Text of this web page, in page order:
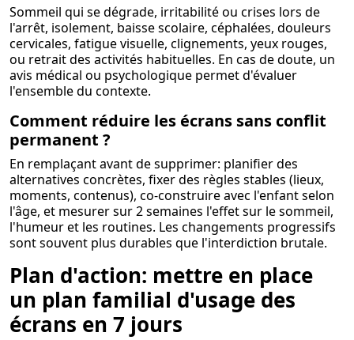
Sommeil qui se dégrade, irritabilité ou crises lors de
l'arrêt, isolement, baisse scolaire, céphalées, douleurs
cervicales, fatigue visuelle, clignements, yeux rouges,
ou retrait des activités habituelles. En cas de doute, un
avis médical ou psychologique permet d'évaluer
l'ensemble du contexte.
Comment réduire les écrans sans conflit
permanent ?
En remplaçant avant de supprimer: planifier des
alternatives concrètes, fixer des règles stables (lieux,
moments, contenus), co-construire avec l'enfant selon
l'âge, et mesurer sur 2 semaines l'effet sur le sommeil,
l'humeur et les routines. Les changements progressifs
sont souvent plus durables que l'interdiction brutale.
Plan d'action: mettre en place
un plan familial d'usage des
écrans en 7 jours